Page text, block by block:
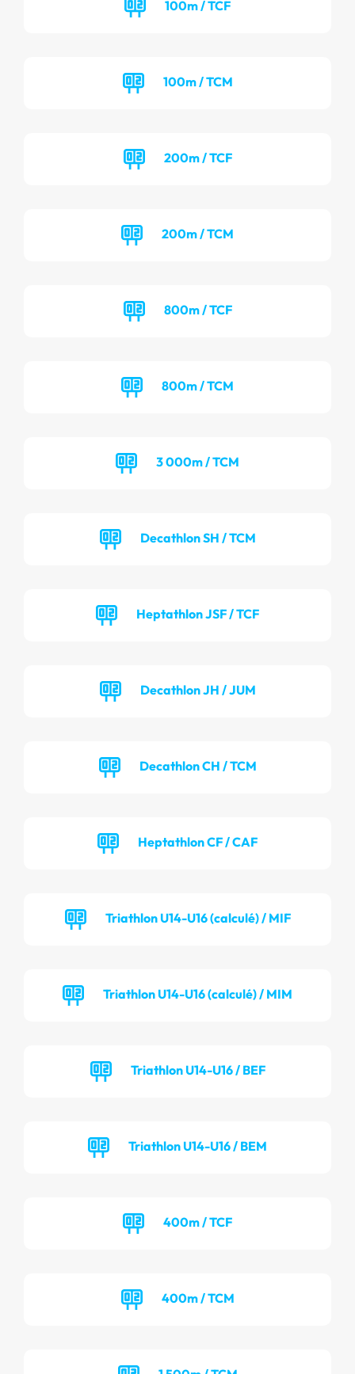
100m / TCF
100m / TCM
200m / TCF
200m / TCM
800m / TCF
800m / TCM
3 000m / TCM
Decathlon SH / TCM
Heptathlon JSF / TCF
Decathlon JH / JUM
Decathlon CH / TCM
Heptathlon CF / CAF
Triathlon U14-U16 (calculé) / MIF
Triathlon U14-U16 (calculé) / MIM
Triathlon U14-U16 / BEF
Triathlon U14-U16 / BEM
400m / TCF
400m / TCM